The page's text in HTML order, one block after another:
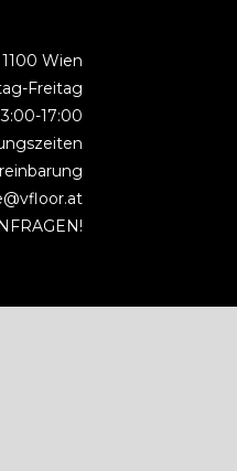
Wien
Freitag
17:00